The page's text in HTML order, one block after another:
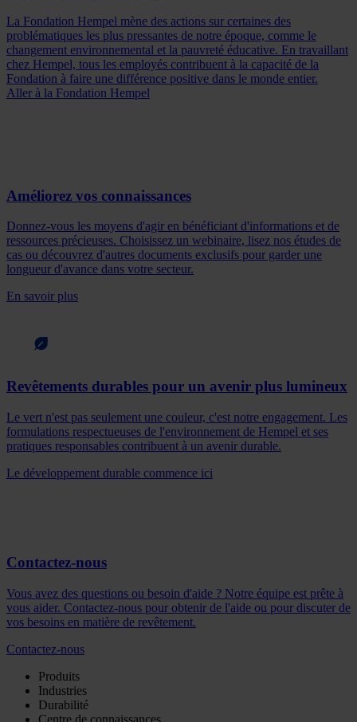
La Fondation Hempel mène des actions sur certaines des
problématiques les plus pressantes de notre époque, comme le
changement environnemental et la pauvreté éducative. En travaillant
chez Hempel, tous les employés contribuent à la capacité de la
Fondation à faire une différence positive dans le monde entier.
Aller à la Fondation Hempel
Améliorez vos connaissances
Donnez-vous les moyens d'agir en bénéficiant d'informations et de
ressources précieuses. Choisissez un webinaire, lisez nos études de
cas ou découvrez d'autres documents exclusifs pour garder une
longueur d'avance dans votre secteur.
En savoir plus
Revêtements durables pour un avenir plus lumineux
Le vert n'est pas seulement une couleur, c'est notre engagement. Les
formulations respectueuses de l'environnement de Hempel et ses
pratiques responsables contribuent à un avenir durable.
Le développement durable commence ici
Contactez-nous
Vous avez des questions ou besoin d'aide ? Notre équipe est prête à
vous aider. Contactez-nous pour obtenir de l'aide ou pour discuter de
vos besoins en matière de revêtement.
Contactez-nous
Produits
Industries
Durabilité